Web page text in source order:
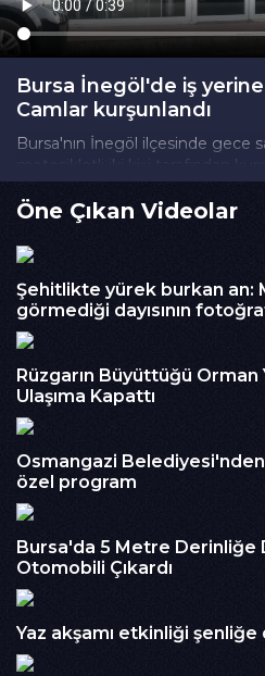
Bursa İnegöl'de iş yerine
Camlar kurşunlandı
Bursa'nın İnegöl ilçesinde gece
motosikletli iki kişi tarafından
yaşanmazken, iş yerinin
İzlenme : 362
Kategori :
Embed Kodu :
Öne Çıkan Videolar
Şehitlikte yürek burkan an:
görmediği dayısının
Rüzgarın Büyüttüğü Orman
Ulaşıma Kapattı
Osmangazi Belediyesi'nden
özel program
Bursa'da 5 Metre Derinliğe
Otomobili Çıkardı
Yaz akşamı etkinliği şenliğe